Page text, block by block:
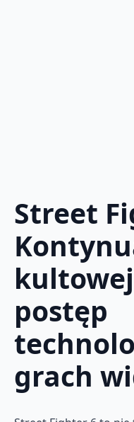
Street
postęp
grach